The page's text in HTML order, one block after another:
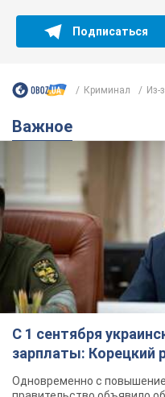
Подписаться
Криминал Из-
Важное
С 1 сентября
зарплаты: Корецкий
Одновременно с